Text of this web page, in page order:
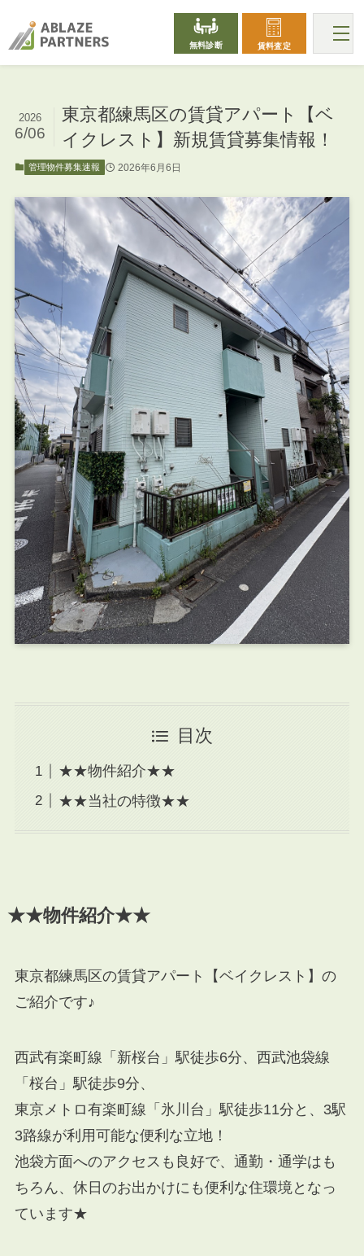
無料診断 賃料査定
東京都練馬区の賃貸アパート【ベ
イクレスト】新規賃貸募集情報！
2026
6/06
管理物件募集速報 2026年6月6日
目次
★★物件紹介★★
★★当社の特徴★★
★★物件紹介★★
東京都練馬区の賃貸アパート【ベイクレスト】の
ご紹介です♪
西武有楽町線「新桜台」駅徒歩6分、西武池袋線
「桜台」駅徒歩9分、
東京メトロ有楽町線「氷川台」駅徒歩11分と、3駅
3路線が利用可能な便利な立地！
池袋方面へのアクセスも良好で、通勤・通学はも
ちろん、休日のお出かけにも便利な住環境となっ
ています★